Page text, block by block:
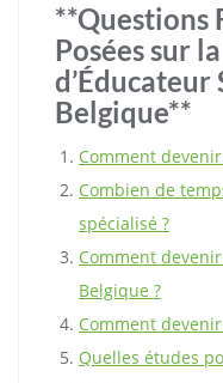
**Questions
Posées sur
d’Éducateur
Belgique**
Comment
Combien de
spécialisé ?
Comment
Belgique ?
Comment
Quelles études